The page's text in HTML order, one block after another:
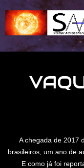
A chegada de 2017
brasileiros, um ano de
E como já foi